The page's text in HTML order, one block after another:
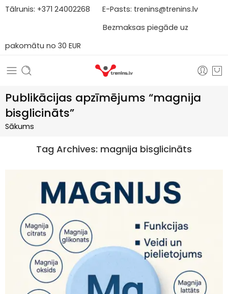
Tālrunis: +371 24002268 E-Pasts: trenins@trenins.lv
Bezmaksas piegāde uz
pakomātu no 30 EUR
Publikācijas apzīmējums “magnija
bisglicināts”
Sākums
Tag Archives: magnija bisglicināts